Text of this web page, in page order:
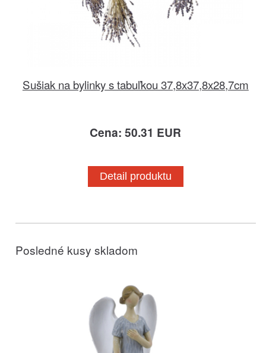
Sušiak na bylinky s tabuľkou 37,8x37,8x28,7cm
Cena: 50.31 EUR
Detail produktu
Posledné kusy skladom